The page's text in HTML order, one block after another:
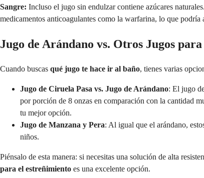
Sangre: Incluso el jugo sin endulzar contiene azúcares
medicamentos anticoagulantes como la warfarina, lo que podría
Jugo de Arándano vs. Otros Jugos
Cuando buscas qué jugo te hace ir al baño, tienes varias
Jugo de Ciruela Pasa vs. Jugo de Arándano: El jugo
por porción de 8 onzas en comparación con la cantidad
tu mejor opción.
Jugo de Manzana y Pera: Al igual que el arándano,
niños.
Piénsalo de esta manera: si necesitas una solución de alta
para el estreñimiento es una excelente opción.